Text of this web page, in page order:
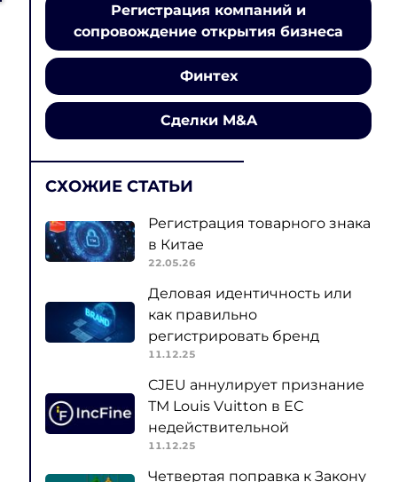
Регистрация компаний и
сопровождение открытия бизнеса
Финтех
Сделки M&A
СХОЖИЕ СТАТЬИ
Регистрация товарного знака
в Китае
22.05.26
Деловая идентичность или
как правильно
регистрировать бренд
11.12.25
CJEU аннулирует признание
ТМ Louis Vuitton в ЕС
недействительной
11.12.25
Четвертая поправка к Закону